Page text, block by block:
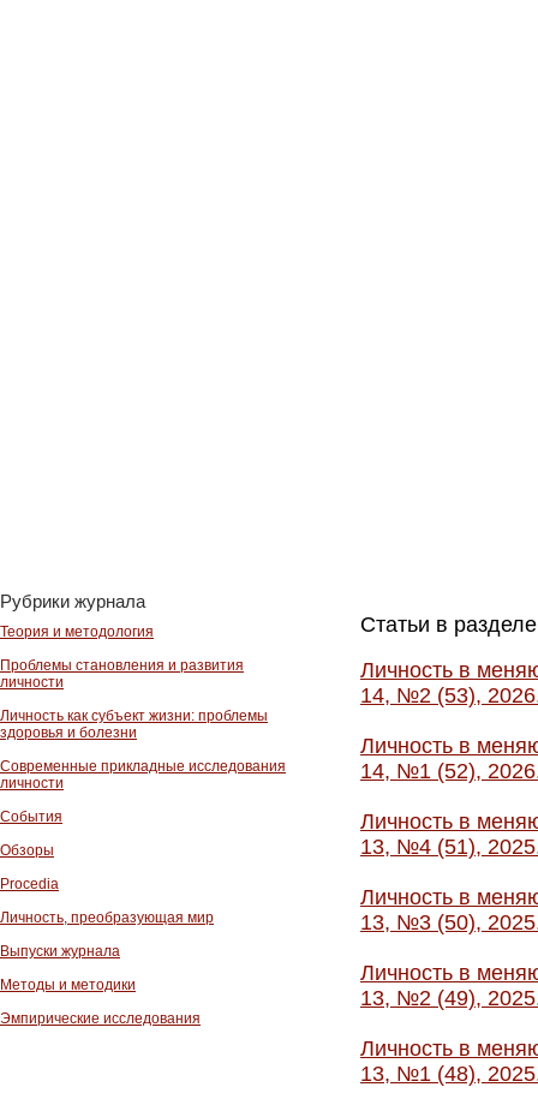
Рубрики журнала
Теория и методология
Проблемы становления и развития
личности
Личность как субъект жизни: проблемы
здоровья и болезни
Современные прикладные исследования
личности
События
Обзоры
Procedia
Личность, преобразующая мир
Выпуски журнала
Методы и методики
Эмпирические исследования
Статьи в
Личность в
14, №2 (53),
Личность в
14, №1 (52),
Личность в
13, №4 (51),
Личность в
13, №3 (50),
Личность в
13, №2 (49),
Личность в
13, №1 (48),